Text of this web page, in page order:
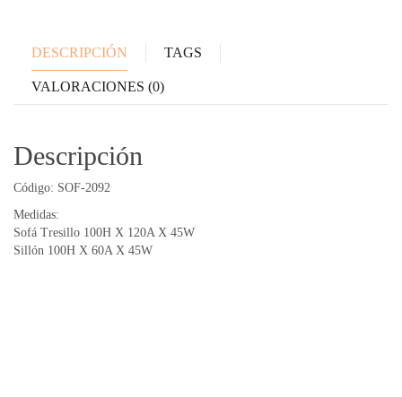
DESCRIPCIÓN TAGS
VALORACIONES (0)
Descripción
Código: SOF-2092
Medidas:
Sofá Tresillo 100H X 120A X 45W
Sillón 100H X 60A X 45W